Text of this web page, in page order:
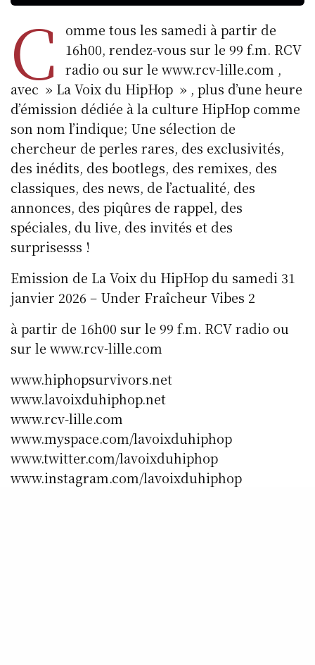
C
omme tous les samedi à partir de
16h00, rendez-vous sur le 99 f.m. RCV
radio ou sur le www.rcv-lille.com ,
avec » La Voix du HipHop » , plus d’une heure
d’émission dédiée à la culture HipHop comme
son nom l’indique; Une sélection de
chercheur de perles rares, des exclusivités,
des inédits, des bootlegs, des remixes, des
classiques, des news, de l’actualité, des
annonces, des piqûres de rappel, des
spéciales, du live, des invités et des
surprisesss !
Emission de La Voix du HipHop du samedi 31
janvier 2026 – Under Fraîcheur Vibes 2
à partir de 16h00 sur le 99 f.m. RCV radio ou
sur le www.rcv-lille.com
www.hiphopsurvivors.net
www.lavoixduhiphop.net
www.rcv-lille.com
www.myspace.com/lavoixduhiphop
www.twitter.com/lavoixduhiphop
www.instagram.com/lavoixduhiphop